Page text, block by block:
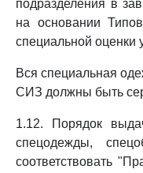
подразделения в
на основании
специальной оценки
Вся специальная
СИЗ должны быть
1.12. Порядок
спецодежды,
соответствовать